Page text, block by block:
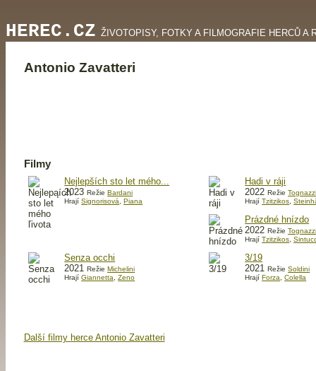
HEREC.CZ ŽIVOTOPISY, FOTKY A FILMOGRAFIE HERCŮ A
Antonio Zavatteri
Filmy
Nejlepších sto let mého...
2023RežieBardani
HrajíSignorisová ,Piana
Hadi v ráji
2022Režie
HrajíTzitzikos ,
Prázdné hnízdo
2022Režie
HrajíTzitzikos ,
Senza occhi
2021RežieMichelini
HrajíGiannetta ,Zeno
3/19
2021RežieSoldini
HrajíForza ,Colella
Další filmy herce Antonio Zavatteri